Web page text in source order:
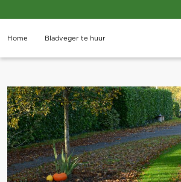
Home Bladveger te huur